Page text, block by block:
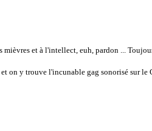
et à l'intellect, euh, pardon ...
on y trouve l'incunable gag sonorisé sur le